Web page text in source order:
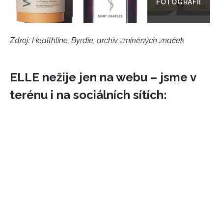
Zdroj: Healthline, Byrdie, archiv zmíněných značek
ELLE nežije jen na webu – jsme v
terénu i na sociálních sítích: